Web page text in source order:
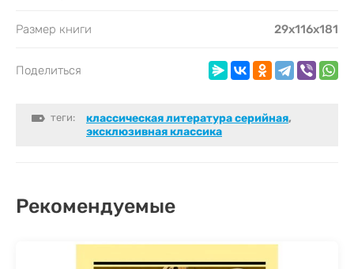
Размер книги 29x116x181
Поделиться
теги: классическая литература серийная,
эксклюзивная классика
Рекомендуемые